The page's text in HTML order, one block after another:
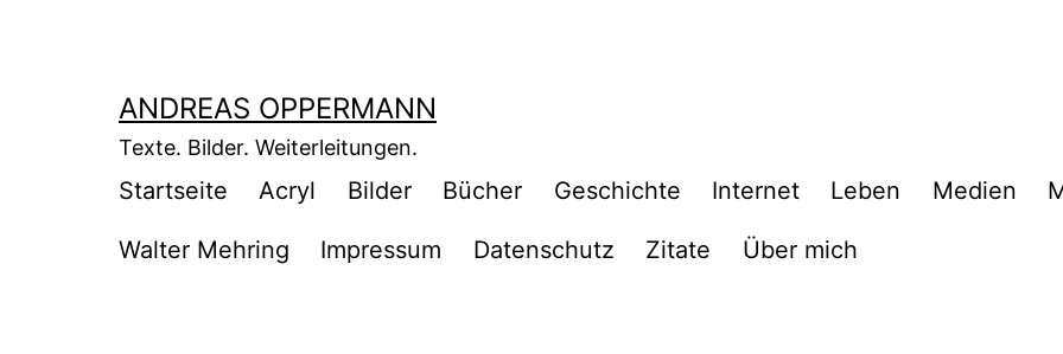
ANDREAS OPPERMANN
Texte. Bilder. Weiterleitungen.
Startseite Acryl Bilder Bücher Geschichte Internet Leben Medien
Walter Mehring Impressum Datenschutz Zitate Über mich